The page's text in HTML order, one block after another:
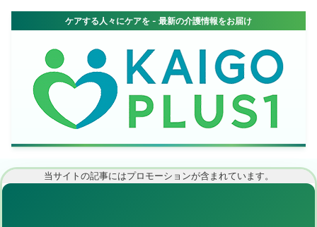
当サイトの記事にはプロモーションが含まれています。